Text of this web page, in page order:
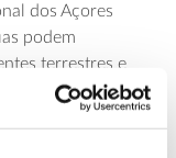
dos Açores
podem
terrestres e
desafios